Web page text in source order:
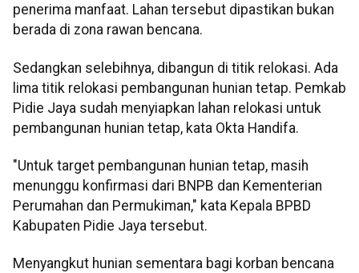
penerima manfaat. Lahan tersebut dipastikan bukan
berada di zona rawan bencana.
Sedangkan selebihnya, dibangun di titik relokasi. Ada
lima titik relokasi pembangunan hunian tetap. Pemkab
Pidie Jaya sudah menyiapkan lahan relokasi untuk
pembangunan hunian tetap, kata Okta Handifa.
"Untuk target pembangunan hunian tetap, masih
menunggu konfirmasi dari BNPB dan Kementerian
Perumahan dan Permukiman," kata Kepala BPBD
Kabupaten Pidie Jaya tersebut.
Menyangkut hunian sementara bagi korban bencana